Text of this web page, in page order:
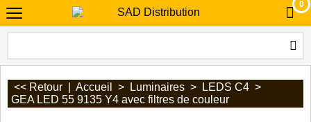
0
<< Retour Accueil > Luminaires > LEDS C4 >
GEA LED 55 9135 Y4 avec filtres de couleur